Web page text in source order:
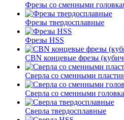
Фрезы со сменными
Фрезы твердосплавные
Фрезы HSS
CBN концевые фрезы
Сверла со сменными
Сверла со сменными
Сверла твердосплавные